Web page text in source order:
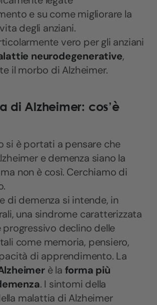
e su come migliorare la
degli anziani.
vero per gli anziani
neurodegenerative,
il morbo di Alzheimer.
di Alzheimer: cos’è
si è portati a pensare che
e demenza siano la
non è così. Cerchiamo di
di demenza si intende, in
una sindrome caratterizzata
progressivo declino delle
come memoria, pensiero,
di apprendimento. La
è la forma più
. I sintomi della
malattia di Alzheimer